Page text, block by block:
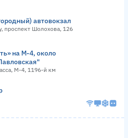
автовокзал
проспект Шолохова, 126
на М-4, около
М-4, 1196-й км